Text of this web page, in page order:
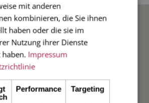
mit anderen
kombinieren, die Sie ihnen
haben oder die sie im
Nutzung ihrer Dienste
Impressum
Performance Targeting